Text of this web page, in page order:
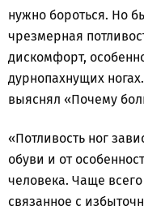
нужно бороться. Но
чрезмерная
дискомфорт,
дурнопахнущих
выяснял «Почему
«Потливость ног
обуви и от
человека. Чаще
связанное с